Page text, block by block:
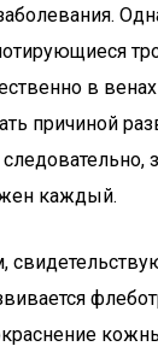
в венах
причиной
каждый.